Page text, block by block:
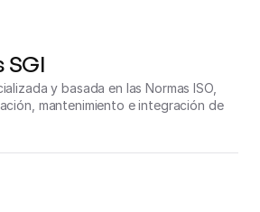
SGI
y basada en las Normas ISO,
mantenimiento e integración de